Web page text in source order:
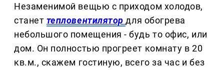
Незаменимой вещью с приходом холодов,
станет тепловентилятор для обогрева
небольшого помещения - будь то офис, или
дом. Он полностью прогреет комнату в 20
кв.м., скажем гостиную, всего за час и без